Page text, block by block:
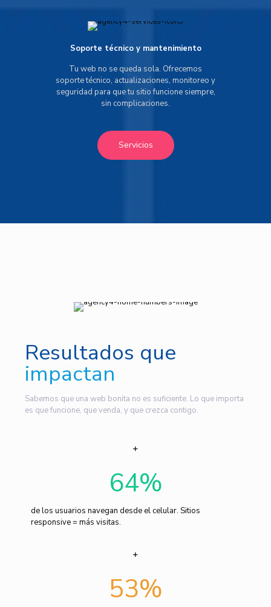
Soporte técnico y mantenimiento
Tu web no se queda sola. Ofrecemos
soporte técnico, actualizaciones, monitoreo y
seguridad para que tu sitio funcione siempre,
sin complicaciones.
Servicios
Resultados que
impactan
Sabemos que una web bonita no es suficiente. Lo que importa
es que funcione, que venda, y que crezca contigo.
64%
de los usuarios navegan desde el celular. Sitios
responsive = más visitas.
53%